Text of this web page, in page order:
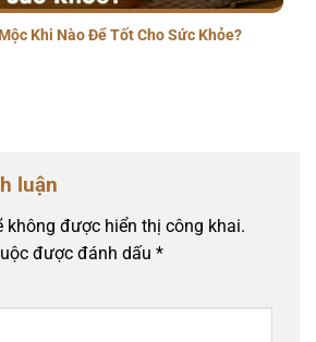
Khi Nào Để Tốt Cho Sức Khỏe?
luận
không được hiển thị công khai.
được đánh dấu *